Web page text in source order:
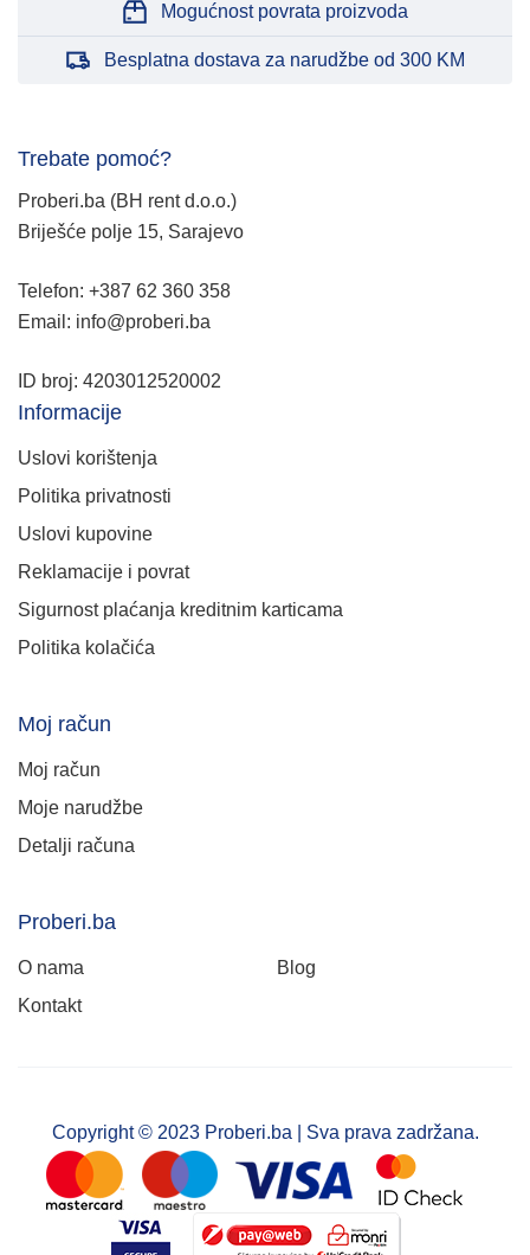
Mogućnost povrata proizvoda
Besplatna dostava za narudžbe od 300 KM
Trebate pomoć?
Proberi.ba (BH rent d.o.o.)
Briješće polje 15, Sarajevo
Telefon: +387 62 360 358
Email: info@proberi.ba
ID broj: 4203012520002
Informacije
Uslovi korištenja
Politika privatnosti
Uslovi kupovine
Reklamacije i povrat
Sigurnost plaćanja kreditnim karticama
Politika kolačića
Moj račun
Moj račun
Moje narudžbe
Detalji računa
Proberi.ba
O nama
Blog
Kontakt
Copyright © 2023 Proberi.ba | Sva prava zadržana.